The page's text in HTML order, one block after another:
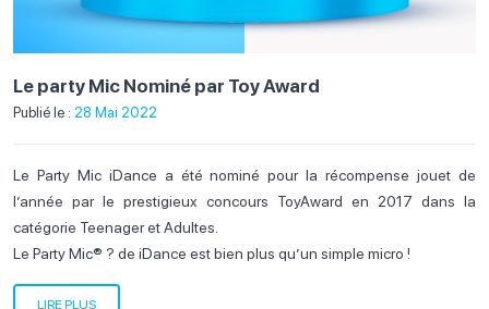
Le party Mic Nominé par Toy Award
Publié le : 28 Mai 2022
Le Party Mic iDance a été nominé pour la récompense jouet de
l’année par le prestigieux concours ToyAward en 2017 dans la
catégorie Teenager et Adultes.
Le Party Mic® ? de iDance est bien plus qu’un simple micro !
LIRE PLUS